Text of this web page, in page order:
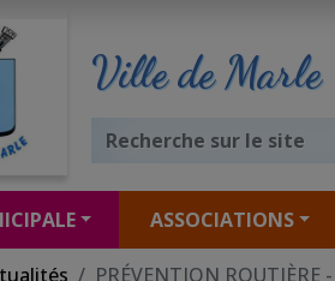
Ville de Marle
ASSOCIATIONS
PRÉVENTION ROUTIÈRE